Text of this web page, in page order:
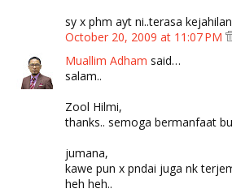
sy x phm ayt ni..terasa
October 20, 2009 at 11:07 PM
Muallim Adham said…
salam..
Zool Hilmi,
thanks.. semoga bermanfaat
jumana,
kawe pun x pndai juga nk
heh heh..